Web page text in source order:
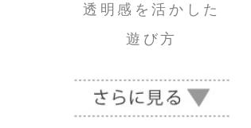
透明感を活かした
遊び方